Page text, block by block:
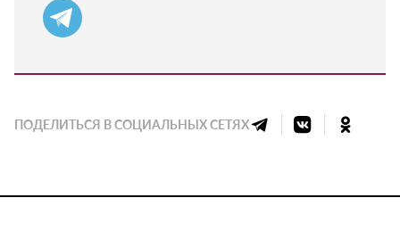
ПОДЕЛИТЬСЯ В СОЦИАЛЬНЫХ СЕТЯХ